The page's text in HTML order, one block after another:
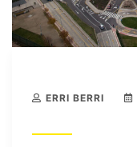
ERRI BERRI